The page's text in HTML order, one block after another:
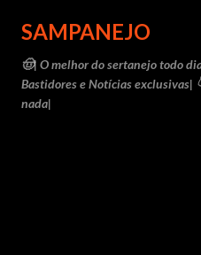
Pular para o
SAMPANEJO
🤠| O melhor do sertanejo todo
Bastidores e Notícias exclusivas|
nada|